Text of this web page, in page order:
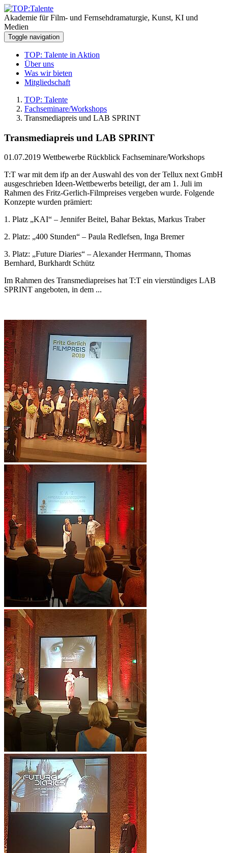
Akademie für Film- und Fernsehdramaturgie, Kunst, KI und
Medien
Toggle navigation
TOP: Talente in Aktion
Über uns
Was wir bieten
Mitgliedschaft
TOP: Talente
Fachseminare/Workshops
Transmediapreis und LAB SPRINT
Transmediapreis und LAB SPRINT
01.07.2019 Wettbewerbe Rückblick Fachseminare/Workshops
T:T war mit dem ifp an der Auswahl des von der Tellux next GmbH
ausgeschrieben Ideen-Wettbewerbs beteiligt, der am 1. Juli im
Rahmen des Fritz-Gerlich-Filmpreises vergeben wurde. Folgende
Konzepte wurden prämiert:
1. Platz „KAI“ – Jennifer Beitel, Bahar Bektas, Markus Traber
2. Platz: „400 Stunden“ – Paula Redlefsen, Inga Bremer
3. Platz: „Future Diaries“ – Alexander Herrmann, Thomas
Bernhard, Burkhardt Schütz
Im Rahmen des Transmediapreises hat T:T ein vierstündiges LAB
SPRINT angeboten, in dem ...